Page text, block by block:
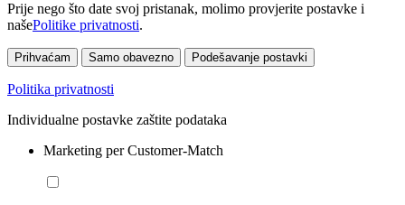
Prije nego što date svoj pristanak, molimo provjerite postavke i
našePolitike privatnosti.
Prihvaćam Samo obavezno Podešavanje postavki
Politika privatnosti
Individualne postavke zaštite podataka
Marketing per Customer-Match